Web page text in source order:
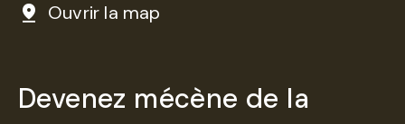
Ouvrir la map
Devenez mécène de la